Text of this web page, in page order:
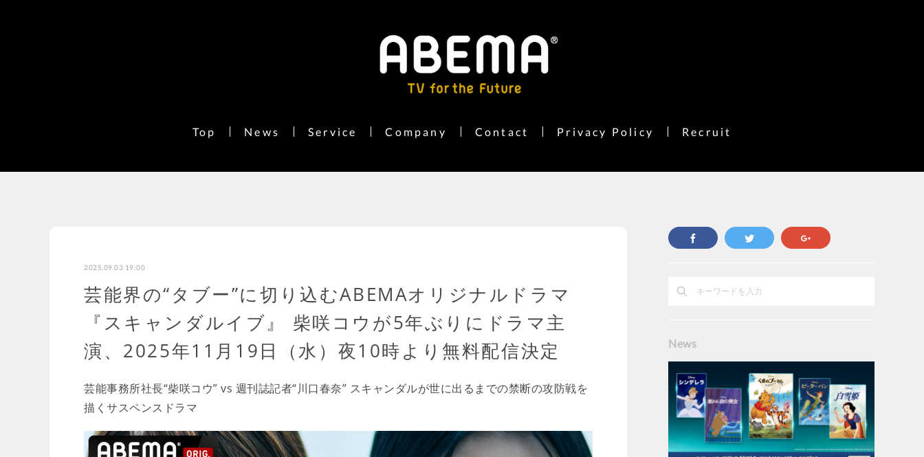
Top News Service Company Contact Privacy Policy Recruit
2025.09.03 19:00
芸能界の“タブー”に切り込むABEMAオリジナルドラマ
『スキャンダルイブ』 柴咲コウが5年ぶりにドラマ主
演、2025年11月19日（水）夜10時より無料配信決定
芸能事務所社長“柴咲コウ” vs 週刊誌記者“川口春奈” スキャンダルが世に出るまでの禁断の攻防戦を
描くサスペンスドラマ
News